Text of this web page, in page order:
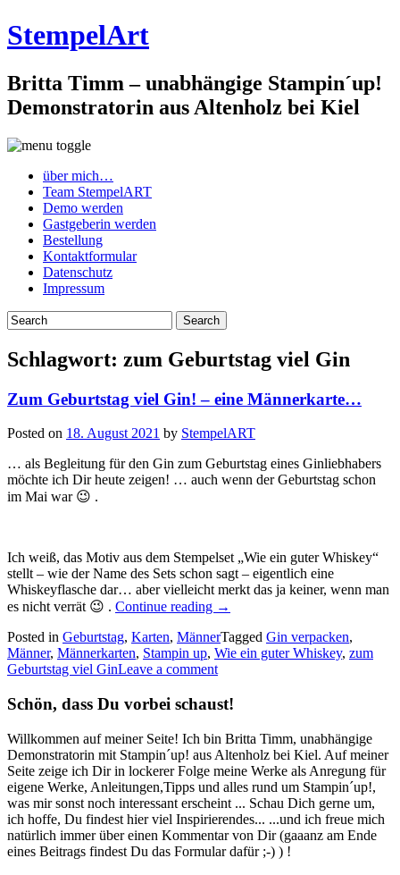
StempelArt
Britta Timm – unabhängige Stampin´up!
Demonstratorin aus Altenholz bei Kiel
über mich…
Team StempelART
Demo werden
Gastgeberin werden
Bestellung
Kontaktformular
Datenschutz
Impressum
Schlagwort: zum Geburtstag viel Gin
Zum Geburtstag viel Gin! – eine Männerkarte…
Posted on 18. August 2021 by StempelART
… als Begleitung für den Gin zum Geburtstag eines Ginliebhabers
möchte ich Dir heute zeigen! … auch wenn der Geburtstag schon
im Mai war 😉 .
Ich weiß, das Motiv aus dem Stempelset „Wie ein guter Whiskey“
stellt – wie der Name des Sets schon sagt – eigentlich eine
Whiskeyflasche dar… aber vielleicht merkt das ja keiner, wenn man
es nicht verrät 😉 . Continue reading
„Zum
viel
Gin!
–
Männerkarte…“
→
Posted in Geburtstag, Karten, MännerTagged Gin verpacken,
Männer, Männerkarten, Stampin up, Wie ein guter Whiskey, zum
Geburtstag viel GinLeave a comment
Schön, dass Du vorbei schaust!
Willkommen auf meiner Seite! Ich bin Britta Timm, unabhängige
Demonstratorin mit Stampin´up! aus Altenholz bei Kiel. Auf meiner
Seite zeige ich Dir in lockerer Folge meine Werke als Anregung für
eigene Werke, Anleitungen,Tipps und alles rund um Stampin´up!,
was mir sonst noch interessant erscheint ... Schau Dich gerne um,
ich hoffe, Du findest hier viel Inspirierendes... ...und ich freue mich
natürlich immer über einen Kommentar von Dir (gaaanz am Ende
eines Beitrags findest Du das Formular dafür ;-) ) !